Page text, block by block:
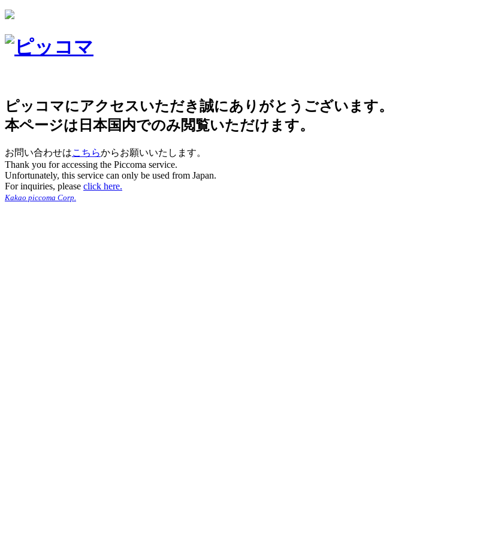
ピッコマにアクセスいただき誠にありがとうございます。
本ページは日本国内でのみ閲覧いただけます。
お問い合わせはこちらからお願いいたします。
Thank you for accessing the Piccoma service.
Unfortunately, this service can only be used from Japan.
For inquiries, please click here.
Kakao piccoma Corp.